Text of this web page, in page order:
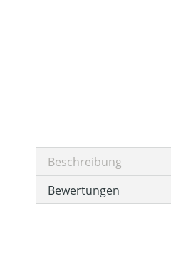
Beschreibung
Bewertungen